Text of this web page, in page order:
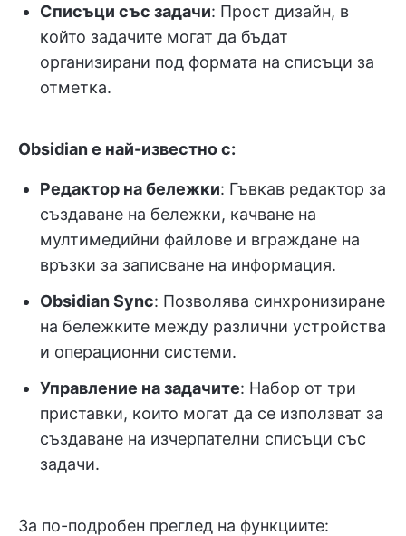
Списъци със задачи: Прост дизайн, в
който задачите могат да бъдат
организирани под формата на списъци за
отметка.
Obsidian е най-известно с:
Редактор на бележки: Гъвкав редактор за
създаване на бележки, качване на
мултимедийни файлове и вграждане на
връзки за записване на информация.
Obsidian Sync: Позволява синхронизиране
на бележките между различни устройства
и операционни системи.
Управление на задачите: Набор от три
приставки, които могат да се използват за
създаване на изчерпателни списъци със
задачи.
За по-подробен преглед на функциите: